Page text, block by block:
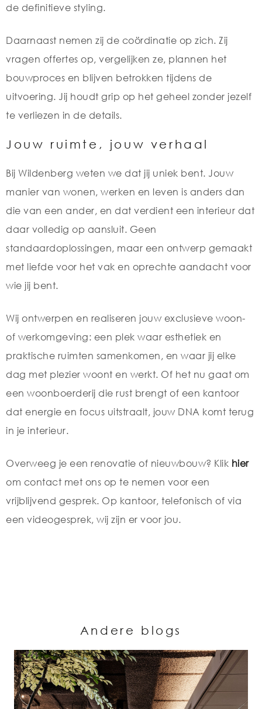
de definitieve styling.
Daarnaast nemen zij de coördinatie op zich. Zij
vragen offertes op, vergelijken ze, plannen het
bouwproces en blijven betrokken tijdens de
uitvoering. Jij houdt grip op het geheel zonder jezelf
te verliezen in de details.
Jouw ruimte, jouw verhaal
Bij Wildenberg weten we dat jij uniek bent. Jouw
manier van wonen, werken en leven is anders dan
die van een ander, en dat verdient een interieur dat
daar volledig op aansluit. Geen
standaardoplossingen, maar een ontwerp gemaakt
met liefde voor het vak en oprechte aandacht voor
wie jij bent.
Wij ontwerpen en realiseren jouw exclusieve woon-
of werkomgeving: een plek waar esthetiek en
praktische ruimten samenkomen, en waar jij elke
dag met plezier woont en werkt. Of het nu gaat om
een woonboerderij die rust brengt of een kantoor
dat energie en focus uitstraalt, jouw DNA komt terug
in je interieur.
Overweeg je een renovatie of nieuwbouw? Klik hier
om contact met ons op te nemen voor een
vrijblijvend gesprek. Op kantoor, telefonisch of via
een videogesprek, wij zijn er voor jou.
Andere blogs